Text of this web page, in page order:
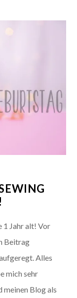
1 Jahr alt! Vor
Beitrag
Alles
mich sehr
meinen Blog als